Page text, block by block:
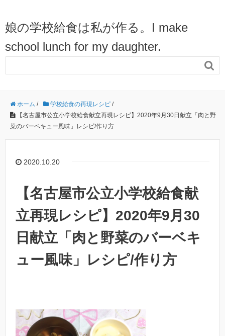
娘の学校給食は私が作る。I make
school lunch for my daughter.

ホーム / 学校給食の再現レシピ /
【名古屋市公立小学校給食献立再現レシピ】2020年9月30日献立「肉と野
菜のバーベキュー風味」レシピ/作り方
2020.10.20
【名古屋市公立小学校給食献
立再現レシピ】2020年9月30
日献立「肉と野菜のバーベキ
ュー風味」レシピ/作り方